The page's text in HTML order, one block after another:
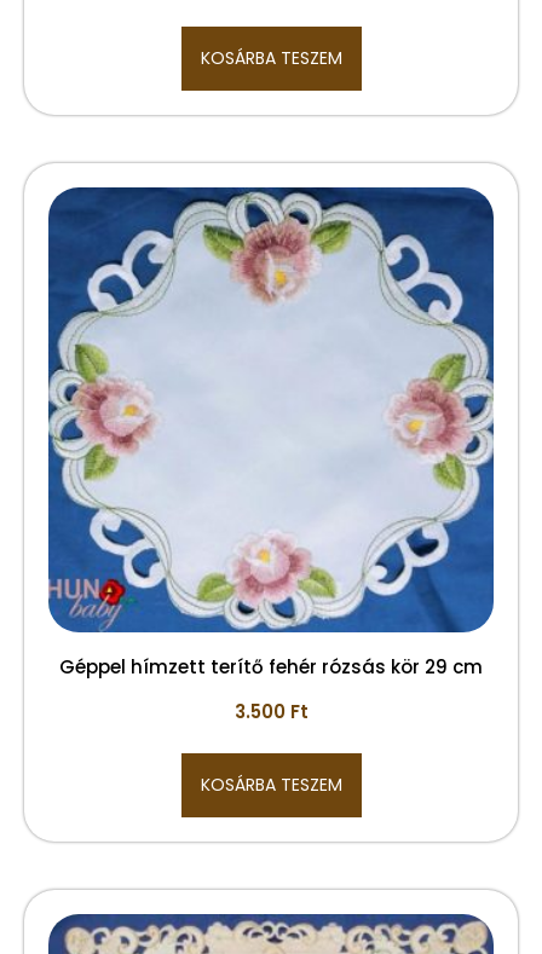
KOSÁRBA TESZEM
Géppel hímzett terítő fehér rózsás kör 29 cm
3.500 Ft
KOSÁRBA TESZEM